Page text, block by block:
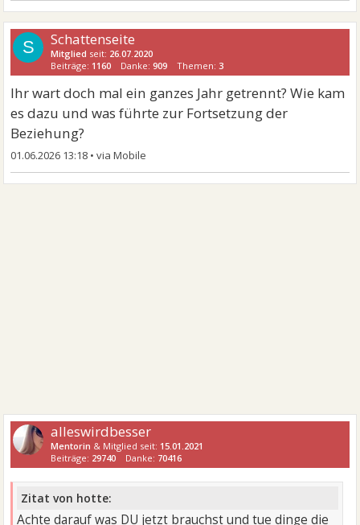
S Schattenseite
Mitglied seit: 26.07.2020
Beiträge: 1160 Danke:909 Themen: 3
Ihr wart doch mal ein ganzes Jahr getrennt? Wie kam
es dazu und was führte zur Fortsetzung der
Beziehung?
01.06.2026 13:18 •
alleswirdbesser
Mentorin & Mitglied seit: 15.01.2021
Beiträge: 29740 Danke: 70416
Zitat von hotte:
Achte darauf was DU jetzt brauchst und tue dinge die